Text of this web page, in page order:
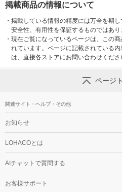
掲載商品の情報について
・ 掲載している情報の精度には万全を期し
安全性、有用性を保証するものではあり
・ 現在ご覧になっているページは、この
れています。ページに記載されている
は、直接各ストアにお問い合わせくださ
ページ
関連サイト・ヘルプ・その他
お知らせ
LOHACOとは
AIチャットで質問する
お客様サポート